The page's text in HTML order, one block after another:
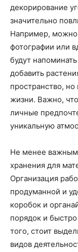
декорирование
значительно
Например, можно
фотографии или
будут
добавить
пространство,
жизни. Важно,
личные
уникальную
Не менее важным
хранения для
Организация
продуманной и
коробок и
порядок и
того, стоит
видов